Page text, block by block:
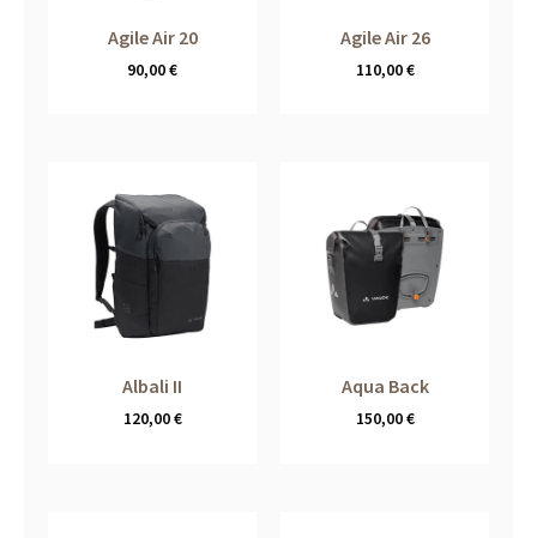
Agile Air 20
90,00€
Agile Air 26
110,00€
Albali II
120,00€
Aqua Back
150,00€